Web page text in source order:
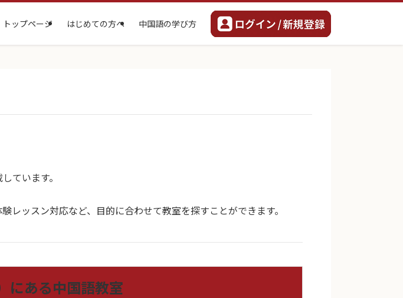
トップページ はじめての方へ 中国語の学び方
ています。
ッスン対応など、目的に合わせて教室を探すことができます。
にある中国語教室